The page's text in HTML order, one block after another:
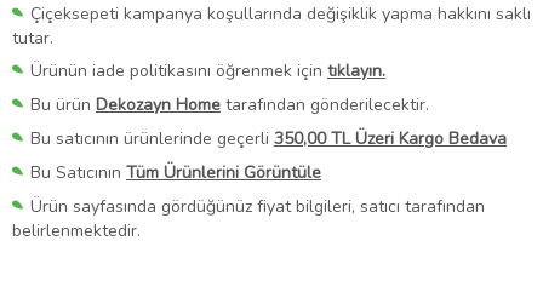
Çiçeksepeti kampanya koşullarında değişiklik yapma hakkını saklı
tutar.
Ürünün iade politikasını öğrenmek için tıklayın.
Bu ürün Dekozayn Home tarafından gönderilecektir.
Bu satıcının ürünlerinde geçerli 350,00 TL Üzeri Kargo Bedava
Bu Satıcının Tüm Ürünlerini Görüntüle
Ürün sayfasında gördüğünüz fiyat bilgileri, satıcı tarafından
belirlenmektedir.